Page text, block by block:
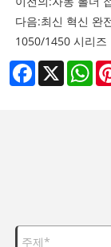
다음:최신 혁신 완
1050/1450 시리즈
Facebook
X